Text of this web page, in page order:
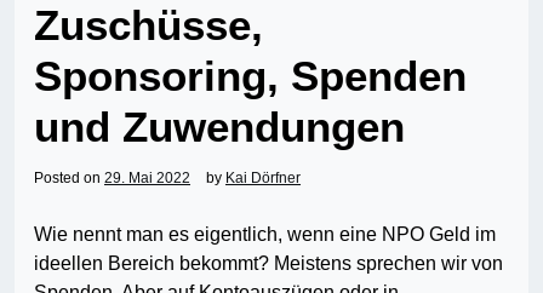
Zuschüsse,
Sponsoring, Spenden
und Zuwendungen
Posted on 29. Mai 2022 by Kai Dörfner
Wie nennt man es eigentlich, wenn eine NPO Geld im
ideellen Bereich bekommt? Meistens sprechen wir von